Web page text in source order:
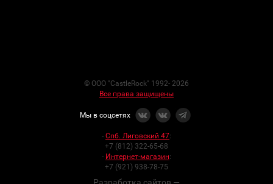
© ООО "CastleRock" 1992- 2026
Все права защищены
Мы в соцсетях
- Спб. Лиговский 47:
+7 (812) 322-65-68
- Интернет-магазин:
+7 (921) 938-78-75